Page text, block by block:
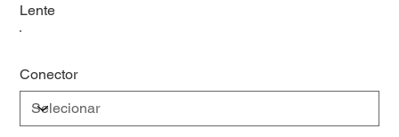
Lente
Conector